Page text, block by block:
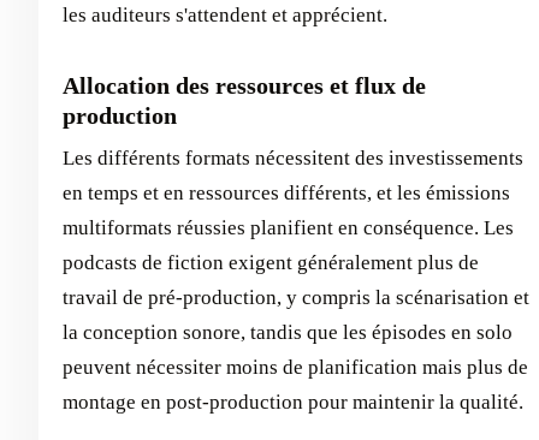
les auditeurs s'attendent et apprécient.
Allocation des ressources et flux de
production
Les différents formats nécessitent des investissements
en temps et en ressources différents, et les émissions
multiformats réussies planifient en conséquence. Les
podcasts de fiction exigent généralement plus de
travail de pré-production, y compris la scénarisation et
la conception sonore, tandis que les épisodes en solo
peuvent nécessiter moins de planification mais plus de
montage en post-production pour maintenir la qualité.